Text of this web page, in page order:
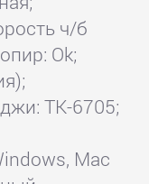
ч/б
Ok;
TK-6705;
Mac